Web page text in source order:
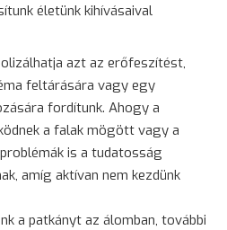
életünk kihívásaival
azt az erőfeszítést,
feltárására vagy egy
fordítunk. Ahogy a
a falak mögött vagy a
is a tudatosság
amíg aktívan nem kezdünk
a patkányt az álomban, további